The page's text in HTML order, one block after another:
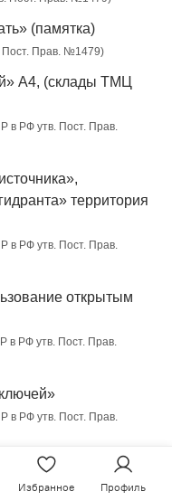
(памятка)
Пост. Прав. №1479)
А4, (склады ТМЦ
в РФ утв. Пост. Прав.
территория
в РФ утв. Пост. Прав.
открытым
в РФ утв. Пост. Прав.
в РФ утв. Пост. Прав.
Избранное Профиль